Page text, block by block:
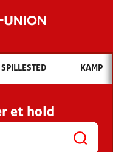
vil du søge efter?
OG NYHEDER
KLUBBER OG
SPILLESTED KAMP
et hold